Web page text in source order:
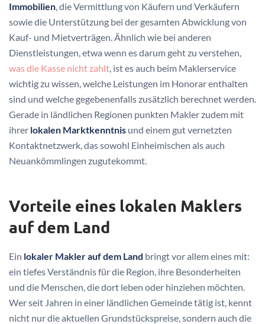
Immobilien, die Vermittlung von Käufern und Verkäufern
sowie die Unterstützung bei der gesamten Abwicklung von
Kauf- und Mietverträgen. Ähnlich wie bei anderen
Dienstleistungen, etwa wenn es darum geht zu verstehen,
was die Kasse nicht zahlt, ist es auch beim Maklerservice
wichtig zu wissen, welche Leistungen im Honorar enthalten
sind und welche gegebenenfalls zusätzlich berechnet werden.
Gerade in ländlichen Regionen punkten Makler zudem mit
ihrer lokalen Marktkenntnis und einem gut vernetzten
Kontaktnetzwerk, das sowohl Einheimischen als auch
Neuankömmlingen zugutekommt.
Vorteile eines lokalen Maklers
auf dem Land
Ein lokaler Makler auf dem Land bringt vor allem eines mit:
ein tiefes Verständnis für die Region, ihre Besonderheiten
und die Menschen, die dort leben oder hinziehen möchten.
Wer seit Jahren in einer ländlichen Gemeinde tätig ist, kennt
nicht nur die aktuellen Grundstückspreise, sondern auch die